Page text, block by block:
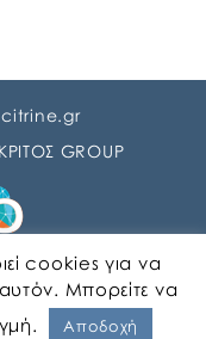
citrine.gr
GROUP
cookies για να
Μπορείτε να
Αποδοχή